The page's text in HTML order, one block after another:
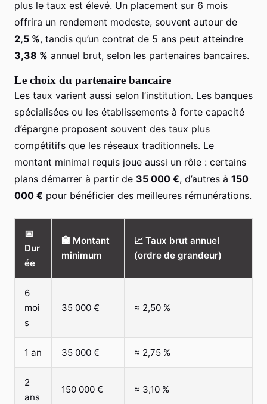
plus le taux est élevé. Un placement sur 6 mois
offrira un rendement modeste, souvent autour de
2,5 %, tandis qu’un contrat de 5 ans peut atteindre
3,38 % annuel brut, selon les partenaires bancaires.
Le choix du partenaire bancaire
Les taux varient aussi selon l’institution. Les banques
spécialisées ou les établissements à forte capacité
d’épargne proposent souvent des taux plus
compétitifs que les réseaux traditionnels. Le
montant minimal requis joue aussi un rôle : certains
plans démarrer à partir de 35 000 €, d’autres à 150
000 € pour bénéficier des meilleures rémunérations.
📅
Dur
ée
🏦 Montant
minimum
📈 Taux brut annuel
(ordre de grandeur)
6
moi
s
35 000 € ≈ 2,50 %
1 an 35 000 € ≈ 2,75 %
2
ans
150 000 € ≈ 3,10 %